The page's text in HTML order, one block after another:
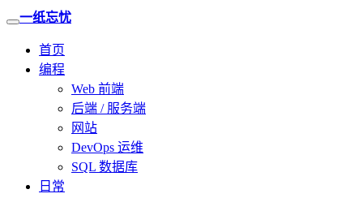
一纸忘忧
首页
编程
Web 前端
后端 / 服务端
网站
DevOps 运维
SQL 数据库
日常